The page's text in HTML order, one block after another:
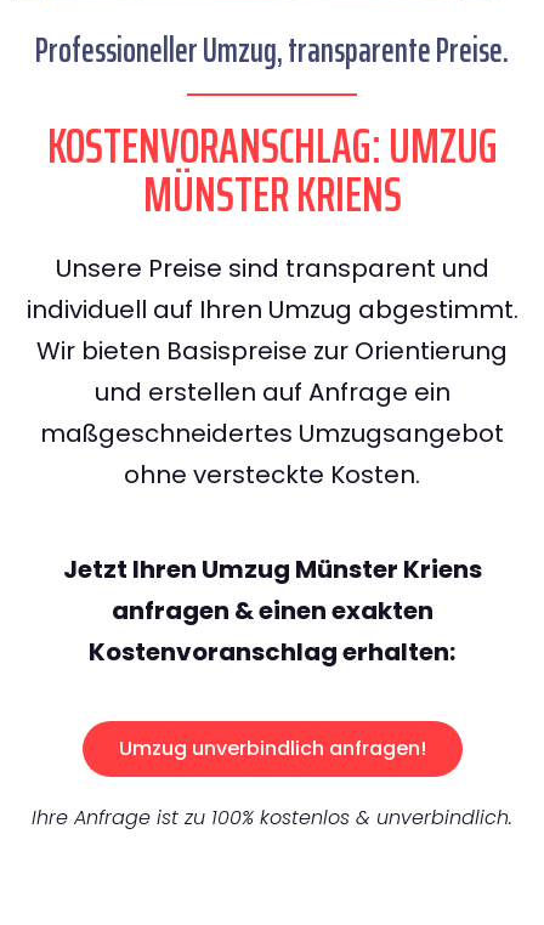
Professioneller Umzug, transparente Preise.
KOSTENVORANSCHLAG: UMZUG
MÜNSTER KRIENS
Unsere Preise sind transparent und
individuell auf Ihren Umzug abgestimmt.
Wir bieten Basispreise zur Orientierung
und erstellen auf Anfrage ein
maßgeschneidertes Umzugsangebot
ohne versteckte Kosten.
Jetzt Ihren Umzug Münster Kriens
anfragen & einen exakten
Kostenvoranschlag erhalten:
Umzug unverbindlich anfragen!
Ihre Anfrage ist zu 100% kostenlos & unverbindlich.